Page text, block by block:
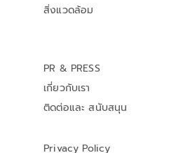
สิ่งแวดล้อม
PR & PRESS
เกี่ยวกับเรา
ติดต่อและ สนับสนุน
Privacy Policy